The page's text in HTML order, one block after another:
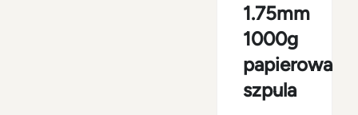
1.75mm
1000g
papierowa
szpula